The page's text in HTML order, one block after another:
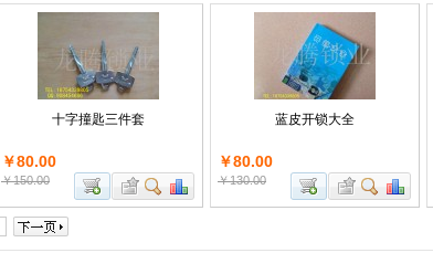
十字撞匙三件套
￥80.00
￥150.00
蓝皮开锁大全
￥80.00
￥130.00